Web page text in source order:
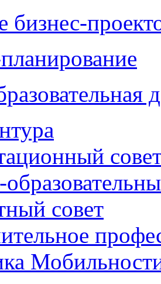
бизнес-
совет